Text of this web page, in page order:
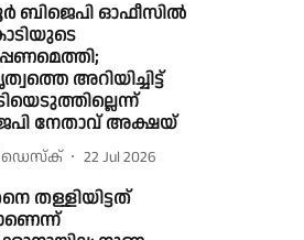
ബിജെപി ഓഫീസിൽ
അറിയിച്ചിട്ട്
നേതാവ് അക്ഷയ്
ഡെസ്ക് 22 Jul 2026
തള്ളിയിട്ടത്